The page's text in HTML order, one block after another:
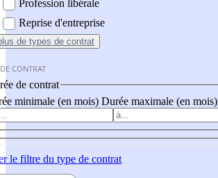
Profession libérale
Reprise d'entreprise
de types de contrat
CONTRAT
de contrat
minimale (en mois) Durée maximale (en mois)
le filtre du type de contrat